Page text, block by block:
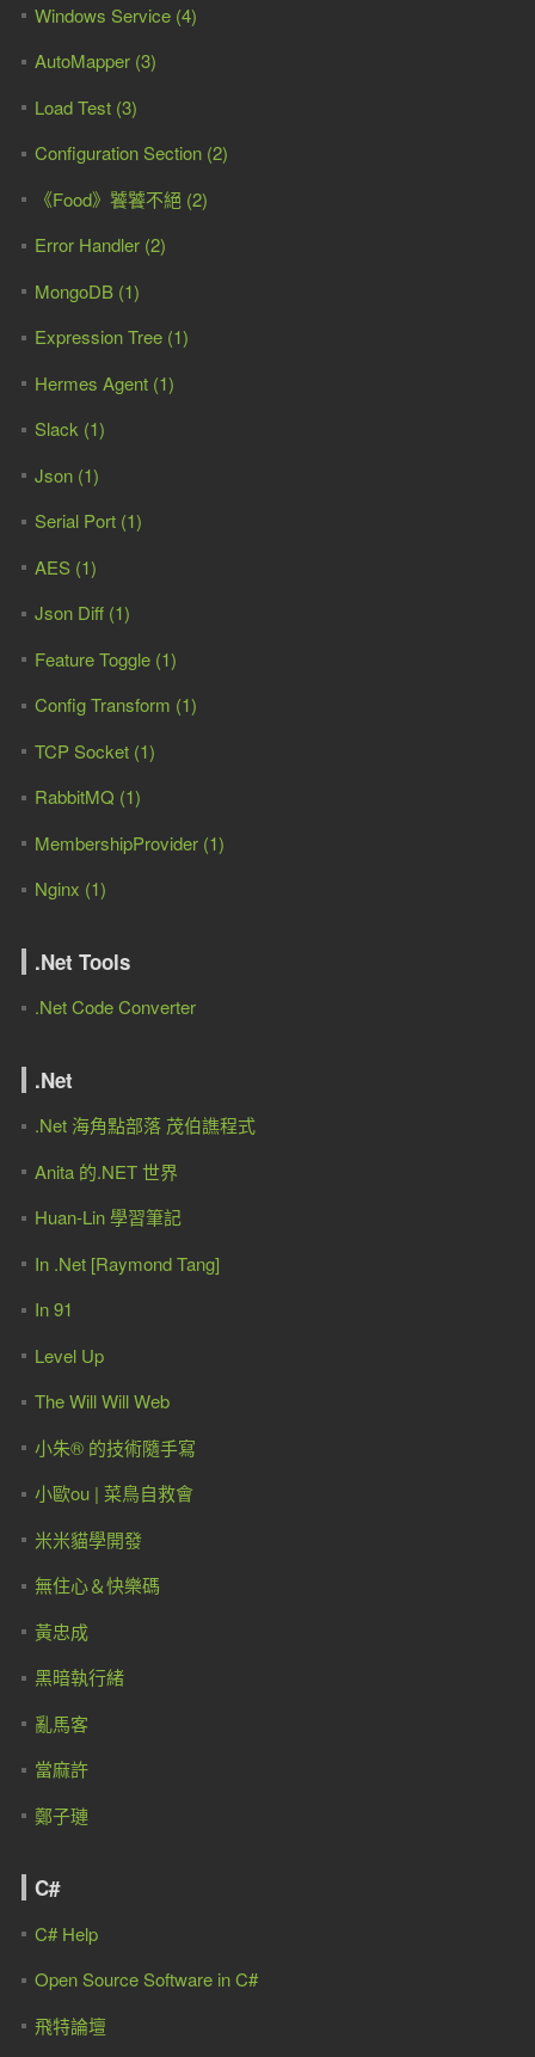
Windows Service (4)
AutoMapper (3)
Load Test (3)
Configuration Section (2)
《Food》饕饕不絕 (2)
Error Handler (2)
MongoDB (1)
Expression Tree (1)
Hermes Agent (1)
Slack (1)
Json (1)
Serial Port (1)
AES (1)
Json Diff (1)
Feature Toggle (1)
Config Transform (1)
TCP Socket (1)
RabbitMQ (1)
MembershipProvider (1)
Nginx (1)
.Net Tools
.Net Code Converter
.Net
.Net 海角點部落 茂伯譙程式
Anita 的.NET 世界
Huan-Lin 學習筆記
In .Net [Raymond Tang]
In 91
Level Up
The Will Will Web
小朱® 的技術隨手寫
小歐ou | 菜鳥自救會
米米貓學開發
無住心＆快樂碼
黃忠成
黑暗執行緒
亂馬客
當麻許
鄭子璉
C#
C# Help
Open Source Software in C#
飛特論壇